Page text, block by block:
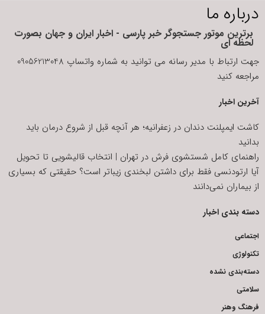
درباره ما
برترین موتور جستجوگر خبر پارسی - اخبار ایران و جهان بصورت
لحظه ای
جهت ارتباط با مدیر رسانه می توانید به شماره واتساپ 09056213048
مراجعه کنید
آخرین اخبار
کاشت ایمپلنت دندان در زعفرانیه؛ هر آنچه قبل از شروع درمان باید
بدانید
راهنمای کامل شستشوی فرش در تهران | انتخاب قالیشویی تا تحویل
آیا ارتودنسی فقط برای داشتن لبخندی زیباتر است؟ حقیقتی که بسیاری
از بیماران نمی‌دانند
دسته بندی اخبار
اجتماعی
تکنولوژی
دسته‌بندی نشده
سلامتی
فرهنگ وهنر